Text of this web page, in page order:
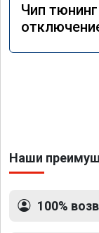
Чип
Наши
100%